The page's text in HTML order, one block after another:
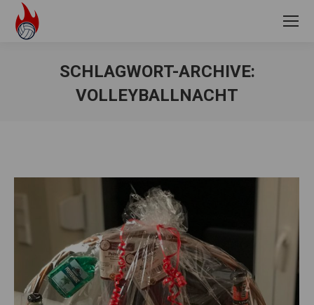
SCHLAGWORT-ARCHIVE:
VOLLEYBALLNACHT